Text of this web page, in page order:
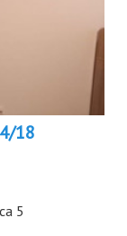
18
5